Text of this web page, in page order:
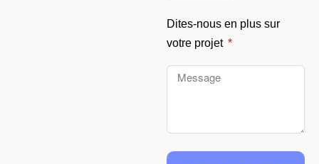
Dites-nous en plus sur
votre projet